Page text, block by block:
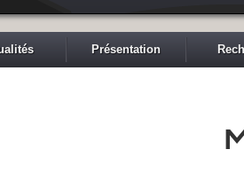
Présentation